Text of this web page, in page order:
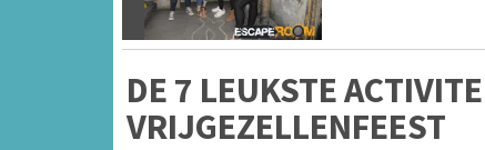
DE 7 LEUKSTE
VRIJGEZELLENFEEST